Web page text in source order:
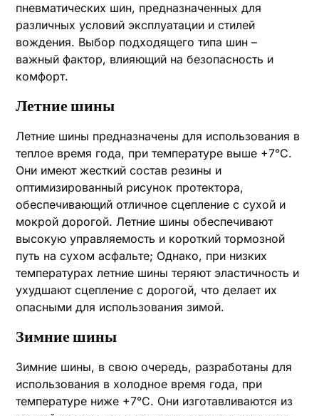
пневматических шин, предназначенных для
различных условий эксплуатации и стилей
вождения. Выбор подходящего типа шин –
важный фактор, влияющий на безопасность и
комфорт.
Летние шины
Летние шины предназначены для использования в
теплое время года, при температуре выше +7°C.
Они имеют жесткий состав резины и
оптимизированный рисунок протектора,
обеспечивающий отличное сцепление с сухой и
мокрой дорогой. Летние шины обеспечивают
высокую управляемость и короткий тормозной
путь на сухом асфальте; Однако, при низких
температурах летние шины теряют эластичность и
ухудшают сцепление с дорогой, что делает их
опасными для использования зимой.
Зимние шины
Зимние шины, в свою очередь, разработаны для
использования в холодное время года, при
температуре ниже +7°C. Они изготавливаются из